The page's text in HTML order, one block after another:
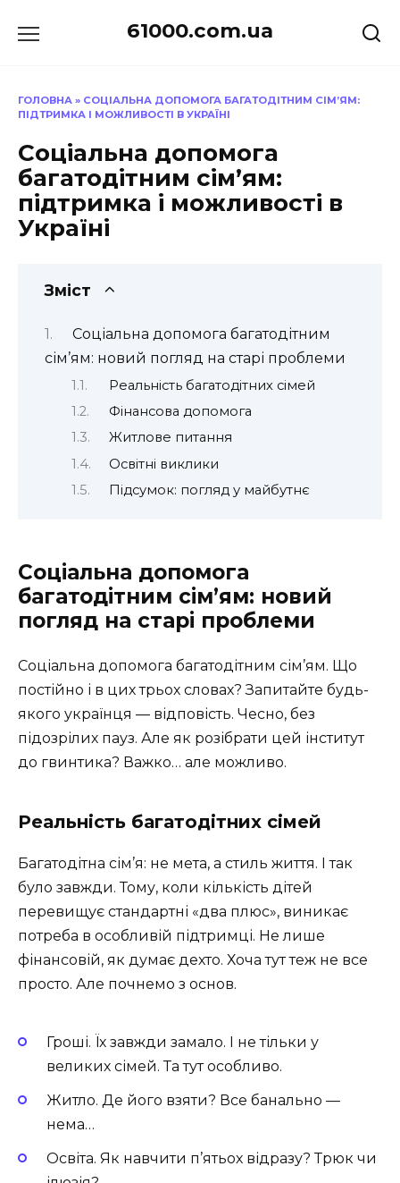
до
61000.com.ua
ГОЛОВНА » СОЦІАЛЬНА ДОПОМОГА БАГАТОДІТНИМ СІМ’ЯМ:
ПІДТРИМКА І МОЖЛИВОСТІ В УКРАЇНІ
Соціальна допомога
багатодітним сім’ям:
підтримка і можливості в
Україні
Зміст
Соціальна допомога багатодітним
сім’ям: новий погляд на старі проблеми
Реальність багатодітних сімей
Фінансова допомога
Житлове питання
Освітні виклики
Підсумок: погляд у майбутнє
Соціальна допомога
багатодітним сім’ям: новий
погляд на старі проблеми
Соціальна допомога багатодітним сім’ям. Що
постійно і в цих трьох словах? Запитайте будь-
якого українця — відповість. Чесно, без
підозрілих пауз. Але як розібрати цей інститут
до гвинтика? Важко… але можливо.
Реальність багатодітних сімей
Багатодітна сім’я: не мета, а стиль життя. І так
було завжди. Тому, коли кількість дітей
перевищує стандартні «два плюс», виникає
потреба в особливій підтримці. Не лише
фінансовій, як думає дехто. Хоча тут теж не все
просто. Але почнемо з основ.
Гроші. Їх завжди замало. І не тільки у
великих сімей. Та тут особливо.
Житло. Де його взяти? Все банально —
нема…
Освіта. Як навчити п’ятьох відразу? Трюк чи